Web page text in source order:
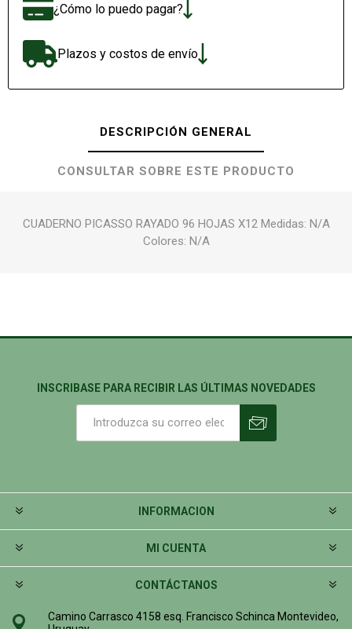
¿Cómo lo puedo pagar?
Plazos y costos de envío
DESCRIPCIÓN GENERAL
CONSULTAR SOBRE ESTE PRODUCTO
CUADERNO PICASSO RAYADO 96 HOJAS X12 Medidas: N/A
Colores: N/A
INSCRIBASE PARA RECIBIR LAS ÚLTIMAS NOVEDADES
INFORMACION
MI CUENTA
CONTÁCTANOS
Camino Carrasco 4158 esq. Francisco Schinca Montevideo,